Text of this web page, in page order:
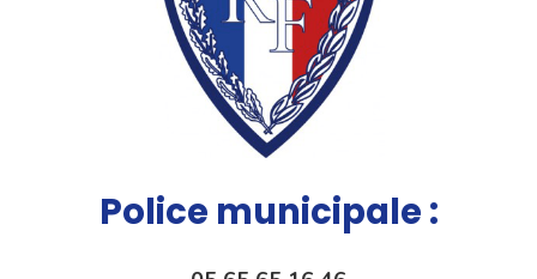
Police municipale :